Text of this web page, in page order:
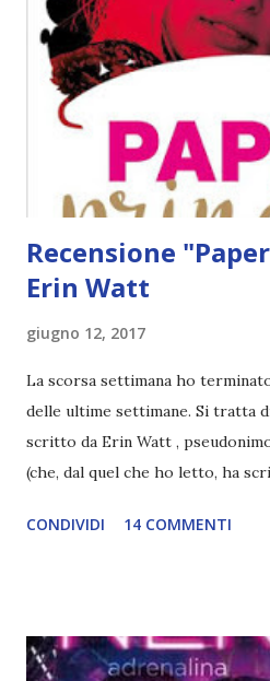
ma mi sono accorta che il post
preferisco parlarvene un'altra
li ho già recensiti quasi tutti,
Tredici (leggi la recensione di
dispiaciuto per niente
nemmeno quest'ultima penso sia
profondo...
Recensione
Erin Watt
giugno 12, 2017
La scorsa settimana ho
delle ultime settimane. Si tratta
scritto da Erin Watt ,
(che, dal quel che ho letto, ha
di sapere da che parte mi
pubblicazione: 30 maggio 2017
CONDIVIDI 14 COMMENTI